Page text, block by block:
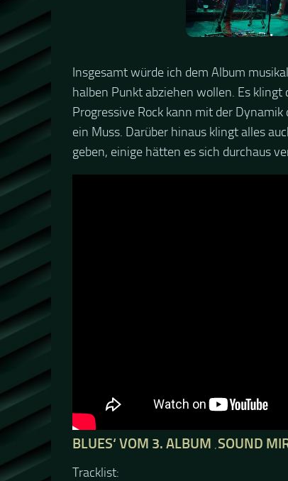
Insgesamt würde ich dem Album
halben Punkt abziehen wollen. Es
Progressive Rock kann mit der
ein Muss. Darüber hinaus klingt alles
geben, einige hätten es sich durchaus
BLUES‘ VOM 3. ALBUM ‚SOUND
Tracklist: